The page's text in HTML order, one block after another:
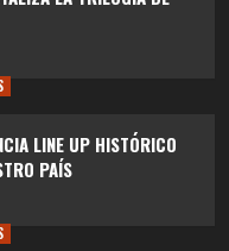
LINE UP HISTÓRICO
PAÍS